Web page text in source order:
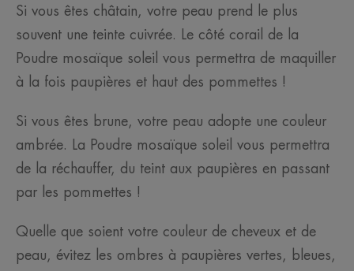
Si vous êtes châtain, votre peau prend le plus
souvent une teinte cuivrée. Le côté corail de la
Poudre mosaïque soleil vous permettra de maquiller
à la fois paupières et haut des pommettes !
Si vous êtes brune, votre peau adopte une couleur
ambrée. La Poudre mosaïque soleil vous permettra
de la réchauffer, du teint aux paupières en passant
par les pommettes !
Quelle que soient votre couleur de cheveux et de
peau, évitez les ombres à paupières vertes, bleues,